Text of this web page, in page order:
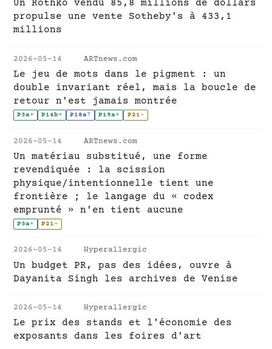
Un Rothko vendu 85,8 millions de dollars
propulse une vente Sotheby's à 433,1
millions
2026-05-14 ARTnews.com
Le jeu de mots dans le pigment : un
double invariant réel, mais la boucle de
retour n'est jamais montrée
P3a+ P14b+ P18a? P19a+ P21~
2026-05-14 ARTnews.com
Un matériau substitué, une forme
revendiquée : la scission
physique/intentionnelle tient une
frontière ; le langage du « codex
emprunté » n'en tient aucune
P3a+ P21~
2026-05-14 Hyperallergic
Un budget PR, pas des idées, ouvre à
Dayanita Singh les archives de Venise
2026-05-14 Hyperallergic
Le prix des stands et l'économie des
exposants dans les foires d'art